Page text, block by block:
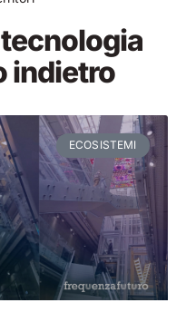
indietro
ECOSISTEMI